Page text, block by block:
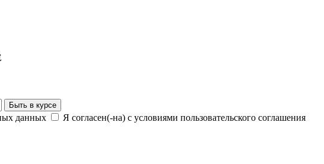
данных Я согласен(-на) с условиями пользовательского соглашения